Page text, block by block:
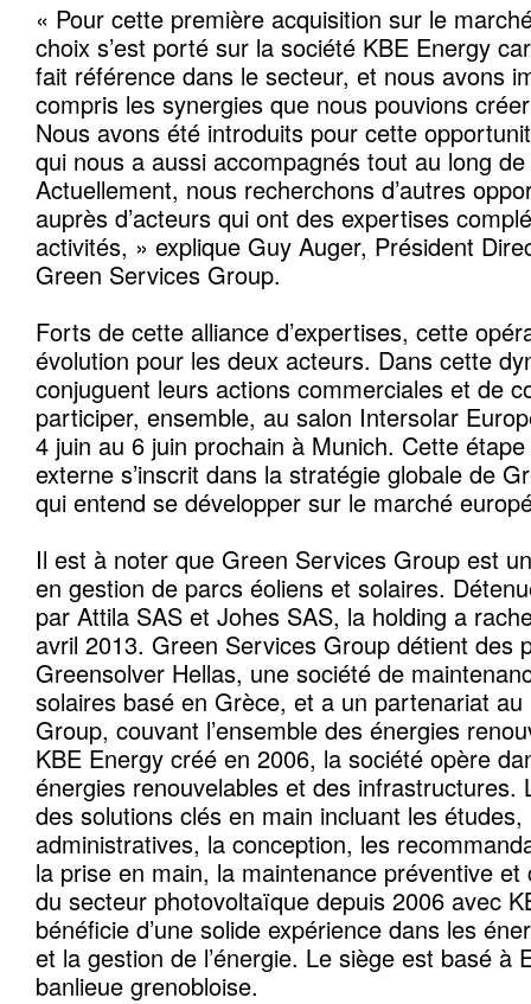
« Pour cette première acquisition sur le
choix s’est porté sur la société KBE Energy
fait référence dans le secteur, et nous avons
compris les synergies que nous pouvions
Nous avons été introduits pour cette
qui nous a aussi accompagnés tout au long
Actuellement, nous recherchons d’autres
auprès d’acteurs qui ont des expertises
activités, » explique Guy Auger, Président
Green Services Group.
Forts de cette alliance d’expertises, cette
évolution pour les deux acteurs. Dans cette
conjuguent leurs actions commerciales et de
participer, ensemble, au salon Intersolar
4 juin au 6 juin prochain à Munich. Cette
externe s’inscrit dans la stratégie globale de
qui entend se développer sur le marché
Il est à noter que Green Services Group est
en gestion de parcs éoliens et solaires.
par Attila SAS et Johes SAS, la holding a
avril 2013. Green Services Group détient des
Greensolver Hellas, une société de
solaires basé en Grèce, et a un partenariat
Group, couvant l’ensemble des énergies
KBE Energy créé en 2006, la société opère
énergies renouvelables et des infrastructures.
des solutions clés en main incluant les
administratives, la conception, les
la prise en main, la maintenance préventive et
du secteur photovoltaïque depuis 2006 avec
bénéficie d’une solide expérience dans les
et la gestion de l’énergie. Le siège est basé à
banlieue grenobloise.